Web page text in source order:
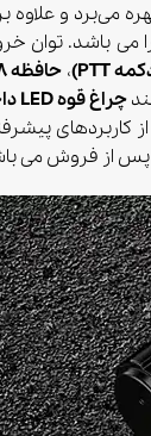
می‌برد و
می باشد. توان
، حافظه 128 کاناله
چراغ قوه LED داخلی
کاربردهای
از فروش می